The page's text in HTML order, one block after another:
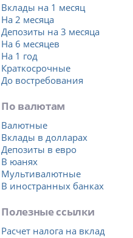
Вклады на 1 месяц
На 2 месяца
Депозиты на 3 месяца
На 6 месяцев
На 1 год
Краткосрочные
До востребования
По валютам
Валютные
Вклады в долларах
Депозиты в евро
В юанях
Мультивалютные
В иностранных банках
Полезные ссылки
Расчет налога на вклад